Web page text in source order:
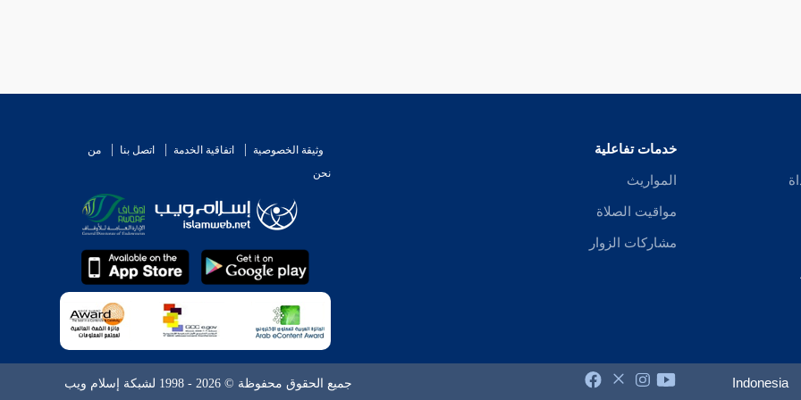
خدمات تفاعلية
المواريث
مواقيت الصلاة
مشاركات الزوار
وثيقة الخصوصية اتفاقية الخدمة اتصل بنا
من
نحن
Indonesia جميع الحقوق محفوظة © 2026 - 1998 لشبكة إسلام ويب